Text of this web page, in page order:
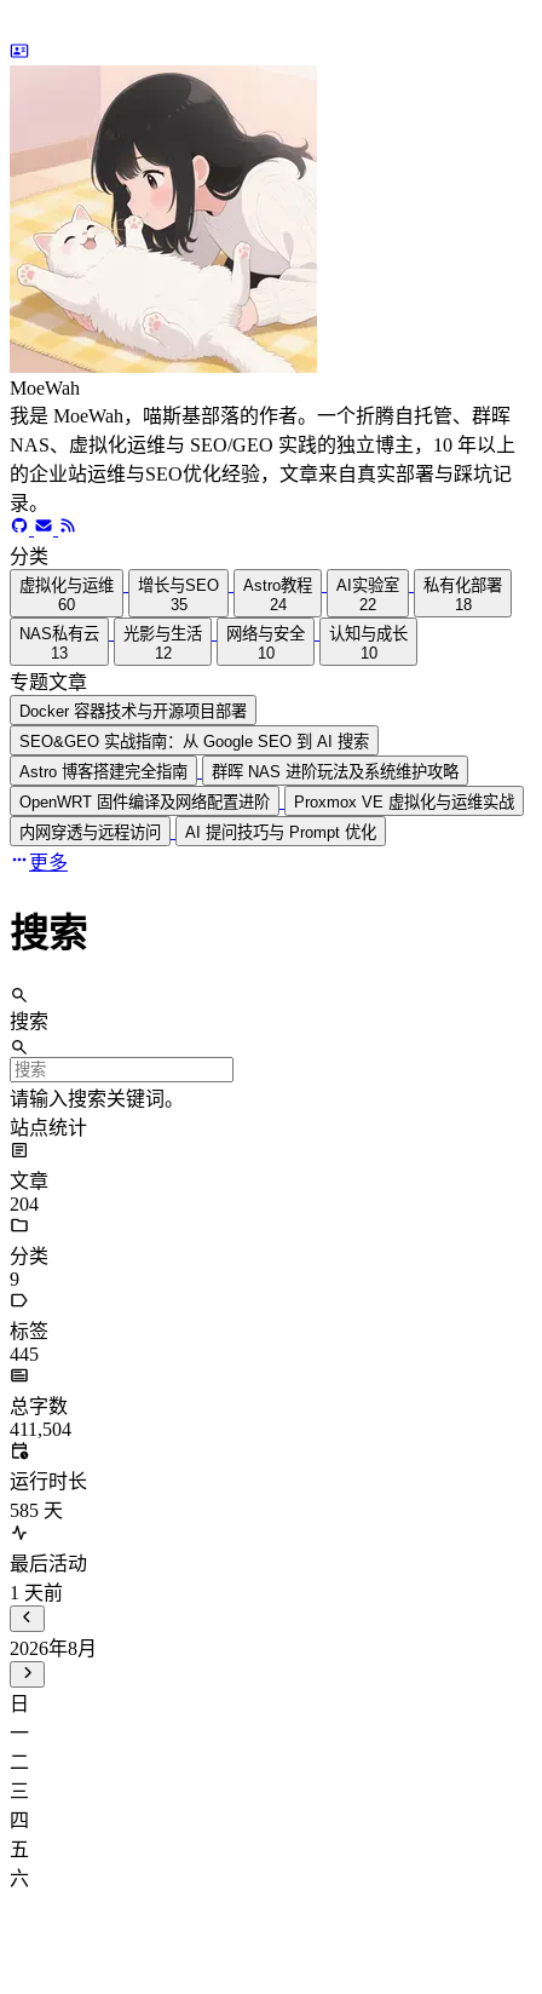
MoeWah
我是 MoeWah，喵斯基部落的作者。一个折腾自托管、群晖
NAS、虚拟化运维与 SEO/GEO 实践的独立博主，10 年以上
的企业站运维与SEO优化经验，文章来自真实部署与踩坑记
录。
分类
虚拟化与运维
60
增长与SEO
35
Astro教程
24
AI实验室
22
私有化部署
18
NAS私有云
13
光影与生活
12
网络与安全
10
认知与成长
10
专题文章
Docker 容器技术与开源项目部署
SEO&GEO 实战指南：从 Google SEO 到 AI 搜索
Astro 博客搭建完全指南
群晖 NAS 进阶玩法及系统维护攻略
OpenWRT 固件编译及网络配置进阶
Proxmox VE 虚拟化与运维实战
内网穿透与远程访问
AI 提问技巧与 Prompt 优化
更多
搜索
搜索
请输入搜索关键词。
站点统计
文章
204
分类
9
标签
445
总字数
411,504
运行时长
585 天
最后活动
1 天前
2026年8月
日
一
二
三
四
五
六